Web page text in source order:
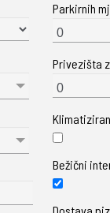
Parkirnih
Privezišta
Bežični